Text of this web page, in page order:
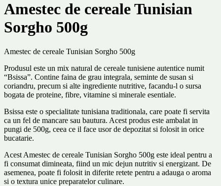
Amestec de cereale Tunisian
Sorgho 500g
Amestec de cereale Tunisian Sorgho 500g
Produsul este un mix natural de cereale tunisiene autentice numit
“Bsissa”. Contine faina de grau integrala, seminte de susan si
coriandru, precum si alte ingrediente nutritive, facandu-l o sursa
bogata de proteine, fibre, vitamine si minerale esentiale.
Bsissa este o specialitate tunisiana traditionala, care poate fi servita
ca un fel de mancare sau bautura. Acest produs este ambalat in
pungi de 500g, ceea ce il face usor de depozitat si folosit in orice
bucatarie.
Acest Amestec de cereale Tunisian Sorgho 500g este ideal pentru a
fi consumat dimineata, fiind un mic dejun nutritiv si energizant. De
asemenea, poate fi folosit in diferite retete pentru a adauga o aroma
si o textura unice preparatelor culinare.